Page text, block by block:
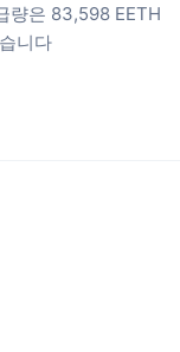
량은 83,598 EETH
니다